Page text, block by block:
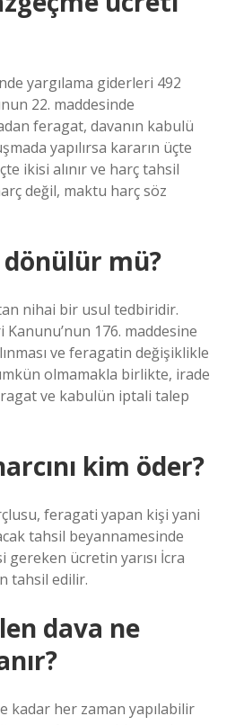
yargılama giderleri 492
22. maddesinde
feragat, davanın kabulü
yapılırsa kararın üçte
ikisi alınır ve harç tahsil
değil, maktu harç söz
mü?
nihai bir usul tedbiridir.
176. maddesine
ve feragatin değişiklikle
olmamakla birlikte, irade
ve kabulün iptali talep
kim öder?
feragati yapan kişi yani
tahsil beyannamesinde
ücretin yarısı İcra
tahsil edilir.
dava ne
kadar her zaman yapılabilir